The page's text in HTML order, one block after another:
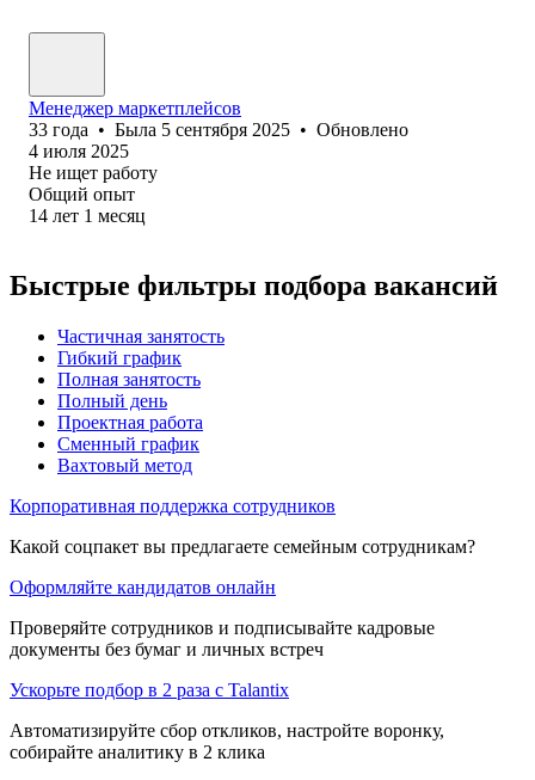
Менеджер маркетплейсов
33 года • Была 5 сентября 2025 • Обновлено
4 июля 2025
Не ищет работу
Общий опыт
14 лет 1 месяц
Быстрые фильтры подбора вакансий
Частичная занятость
Гибкий график
Полная занятость
Полный день
Проектная работа
Сменный график
Вахтовый метод
Корпоративная поддержка сотрудников
Какой соцпакет вы предлагаете семейным сотрудникам?
Оформляйте кандидатов онлайн
Проверяйте сотрудников и подписывайте кадровые
документы без бумаг и личных встреч
Ускорьте подбор в 2 раза с Talantix
Автоматизируйте сбор откликов, настройте воронку,
собирайте аналитику в 2 клика